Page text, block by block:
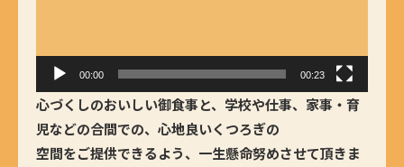
00:00 00:23
心づくしのおいしい御食事と、学校や仕事、家事・育
児などの合間での、心地良いくつろぎの
空間をご提供できるよう、一生懸命努めさせて頂きま